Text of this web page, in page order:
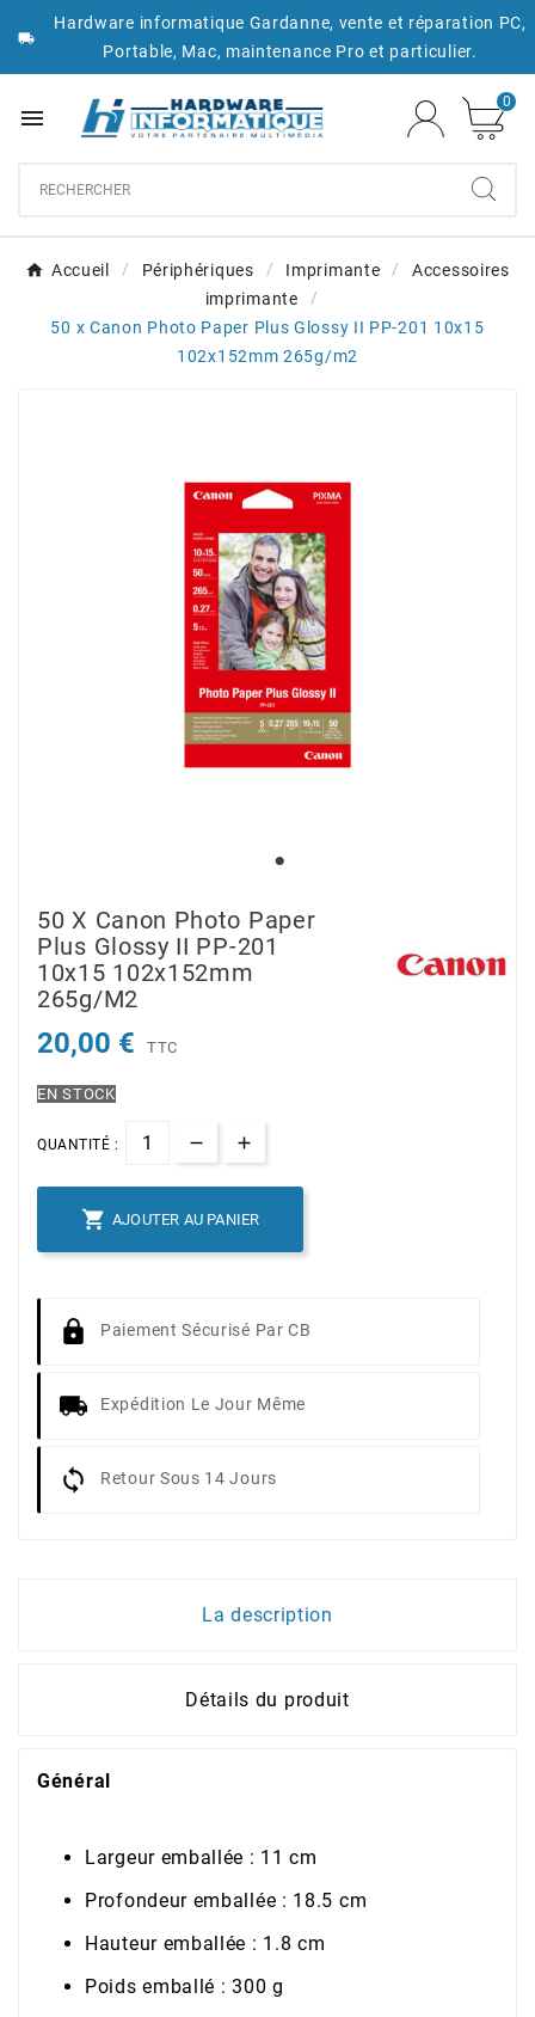

Hardware informatique Gardanne, vente et réparation PC,
Portable, Mac, maintenance Pro et particulier.

0
Accueil Périphériques Imprimante
Accessoires
imprimante
50 x Canon Photo Paper Plus Glossy II PP-201 10x15
102x152mm 265g/m2
50 X Canon Photo Paper
Plus Glossy II PP-201
10x15 102x152mm
265g/m2
20,00 € TTC
EN STOCK
QUANTITÉ :
 AJOUTER AU PANIER
Paiement Sécurisé Par CB
Expédition Le Jour Même
Retour Sous 14 Jours
La description
Détails du produit
Général
Largeur emballée : 11 cm
Profondeur emballée : 18.5 cm
Hauteur emballée : 1.8 cm
Poids emballé : 300 g